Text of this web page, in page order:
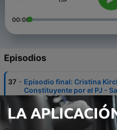
00:00
Episodios
37 - Episodio final: Cristina
Constituyente por el PJ -
06 dic. 2024
36 - Episodio 35: Alberto